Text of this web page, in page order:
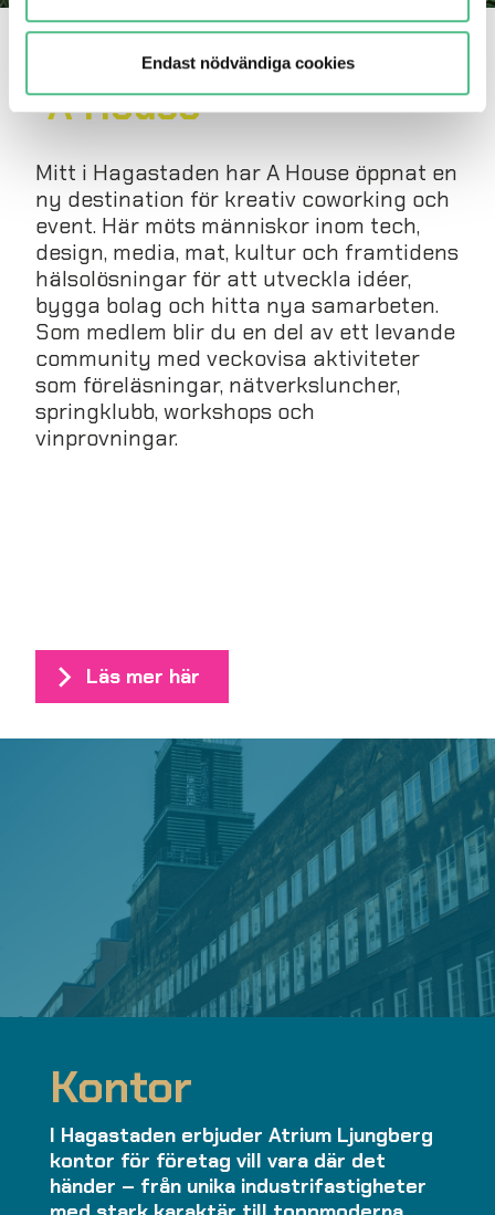
Endast nödvändiga cookies
Kreativ coworking via
A House
Mitt i Hagastaden har A House öppnat en
ny destination för kreativ coworking och
event. Här möts människor inom tech,
design, media, mat, kultur och framtidens
hälsolösningar för att utveckla idéer,
bygga bolag och hitta nya samarbeten.
Som medlem blir du en del av ett levande
community med veckovisa aktiviteter
som föreläsningar, nätverksluncher,
springklubb, workshops och
vinprovningar.
Läs mer här
Kontor
I Hagastaden erbjuder Atrium Ljungberg
kontor för företag vill vara där det
händer – från unika industrifastigheter